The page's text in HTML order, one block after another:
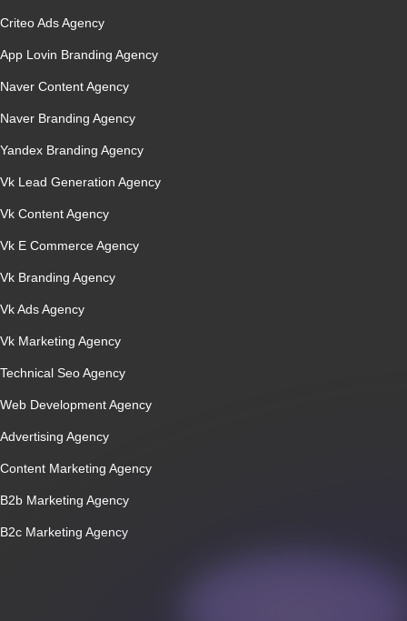
Criteo Ads Agency
App Lovin Branding Agency
Naver Content Agency
Naver Branding Agency
Yandex Branding Agency
Vk Lead Generation Agency
Vk Content Agency
Vk E Commerce Agency
Vk Branding Agency
Vk Ads Agency
Vk Marketing Agency
Technical Seo Agency
Web Development Agency
Advertising Agency
Content Marketing Agency
B2b Marketing Agency
B2c Marketing Agency